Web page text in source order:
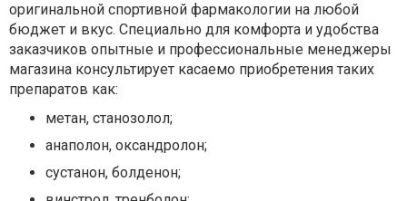
оригинальной спортивной фармакологии на любой
бюджет и вкус. Специально для комфорта и удобства
заказчиков опытные и профессиональные менеджеры
магазина консультирует касаемо приобретения таких
препаратов как:
метан, станозолол;
анаполон, оксандролон;
сустанон, болденон;